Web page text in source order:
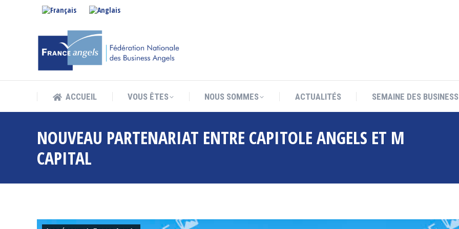
ACCUEIL VOUS ÊTES NOUS SOMMES ACTUALITÉS SEMAINE DES
NOUVEAU PARTENARIAT ENTRE CAPITOLE ANGELS ET M
CAPITAL
ACCUEIL